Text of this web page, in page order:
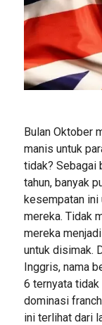
Bulan Oktober
manis untuk
tidak? Sebagai
tahun, banyak
kesempatan
mereka. Tidak
mereka
untuk disimak.
Inggris, nama
6 ternyata
dominasi
ini terlihat dari